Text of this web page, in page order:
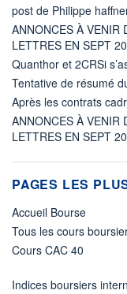
post de Philippe
ANNONCES À VENIR
LETTRES EN SEPT
Quanthor et 2CRSi
Tentative de résumé
Après les contrats
ANNONCES À VENIR
LETTRES EN SEPT
PAGES LES
Accueil Bourse
Tous les cours
Cours CAC 40
Indices boursiers